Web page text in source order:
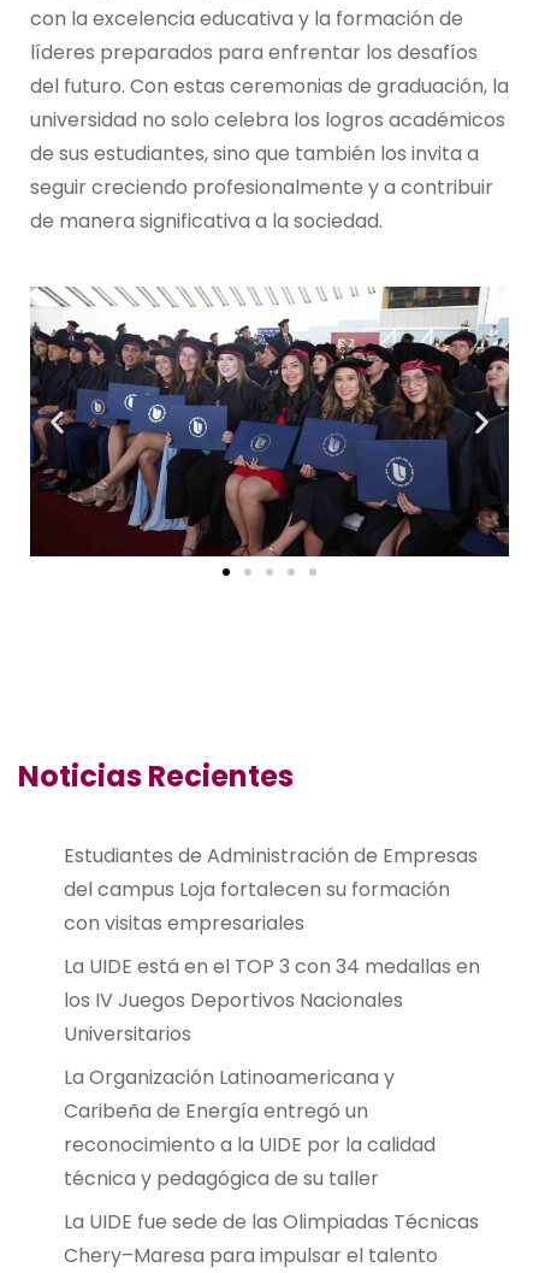
con la excelencia educativa y la formación de
líderes preparados para enfrentar los desafíos
del futuro. Con estas ceremonias de graduación, la
universidad no solo celebra los logros académicos
de sus estudiantes, sino que también los invita a
seguir creciendo profesionalmente y a contribuir
de manera significativa a la sociedad.
Noticias Recientes
Estudiantes de Administración de Empresas
del campus Loja fortalecen su formación
con visitas empresariales
La UIDE está en el TOP 3 con 34 medallas en
los IV Juegos Deportivos Nacionales
Universitarios
La Organización Latinoamericana y
Caribeña de Energía entregó un
reconocimiento a la UIDE por la calidad
técnica y pedagógica de su taller
La UIDE fue sede de las Olimpiadas Técnicas
Chery–Maresa para impulsar el talento